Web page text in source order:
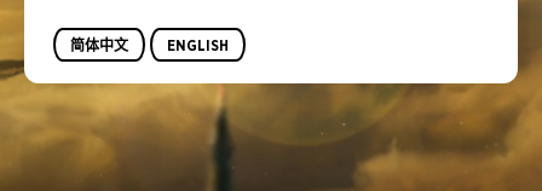
简体中文 ENGLISH